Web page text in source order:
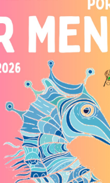
y el
Mar Menor.
cuenta con
Máster 5 (+69)
federados como
con los
cada distancia.
se celebrará
como broche final, una
participantes,
espíritu deportivo.